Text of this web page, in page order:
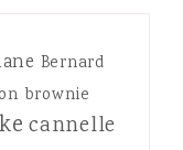
Bernard
brownie
cannelle